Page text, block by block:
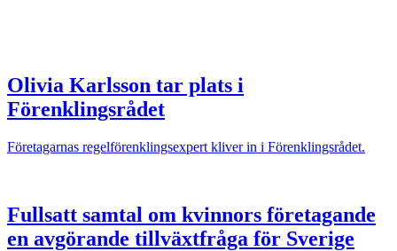
Olivia Karlsson tar plats i
Förenklingsrådet
Företagarnas regelförenklingsexpert kliver in i Förenklingsrådet.
Fullsatt samtal om kvinnors företagande
en avgörande tillväxtfråga för Sverige